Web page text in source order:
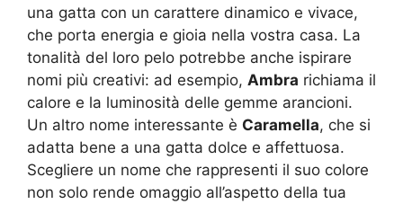
una gatta con un carattere dinamico e vivace,
che porta energia e gioia nella vostra casa. La
tonalità del loro pelo potrebbe anche ispirare
nomi più creativi: ad esempio, Ambra richiama il
calore e la luminosità delle gemme arancioni.
Un altro nome interessante è Caramella, che si
adatta bene a una gatta dolce e affettuosa.
Scegliere un nome che rappresenti il suo colore
non solo rende omaggio all’aspetto della tua